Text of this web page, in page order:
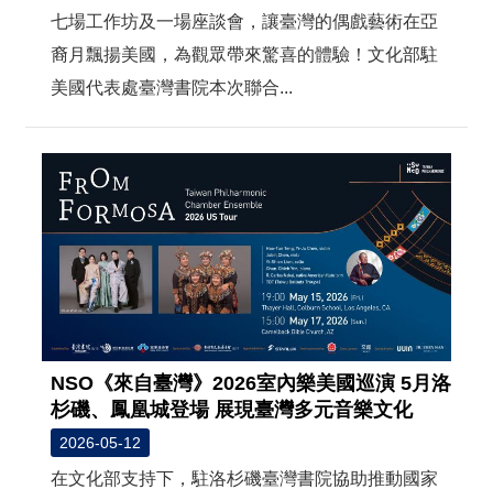
七場工作坊及一場座談會，讓臺灣的偶戲藝術在亞
裔月飄揚美國，為觀眾帶來驚喜的體驗！文化部駐
美國代表處臺灣書院本次聯合...
NSO《來自臺灣》2026室內樂美國巡演 5月洛
杉磯、鳳凰城登場 展現臺灣多元音樂文化
2026-05-12
在文化部支持下，駐洛杉磯臺灣書院協助推動國家